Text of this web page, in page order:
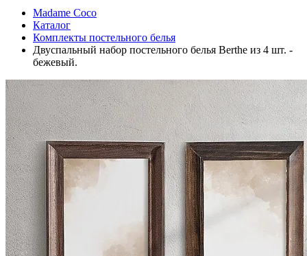
Madame Coco
Каталог
Комплекты постельного белья
Двуспальный набор постельного белья Berthe из 4 шт. -
бежевый.